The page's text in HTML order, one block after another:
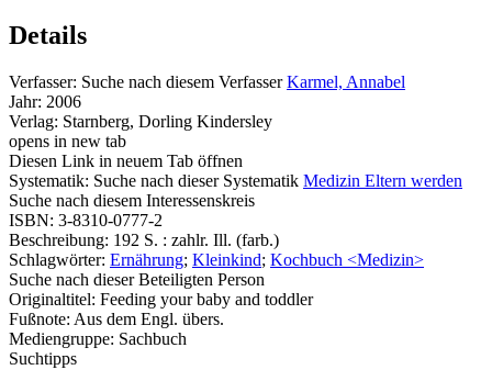
Details
Verfasser: Suche nach diesem Verfasser Karmel, Annabel
Jahr: 2006
Verlag: Starnberg, Dorling Kindersley
opens in new tab
Diesen Link in neuem Tab öffnen
Systematik: Suche nach dieser Systematik Medizin Eltern werden
Suche nach diesem Interessenskreis
ISBN: 3-8310-0777-2
Beschreibung: 192 S. : zahlr. Ill. (farb.)
Schlagwörter: Ernährung; Kleinkind; Kochbuch <Medizin>
Suche nach dieser Beteiligten Person
Originaltitel: Feeding your baby and toddler
Fußnote: Aus dem Engl. übers.
Mediengruppe: Sachbuch
Suchtipps